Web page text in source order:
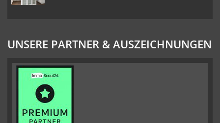
UNSERE PARTNER & AUSZEICHNUNGEN